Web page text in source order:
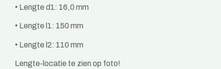
• Lengte d1: 16,0 mm
• Lengte l1: 150 mm
• Lengte l2: 110 mm
Lengte-locatie te zien op foto!